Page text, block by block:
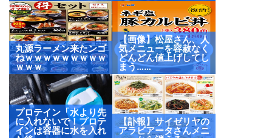
丸源ラーメン来たンゴ
ねｗｗｗｗｗｗｗｗｗ
ｗｗｗ
【画像】松屋さん、人
気メニューを容赦なく
どんどん値上げしてし
まう……
プロテイン「水より先
に入れないで！プロテ
インは容器に水を入れ
【訃報】サイゼリヤの
アラビアータさんメニ